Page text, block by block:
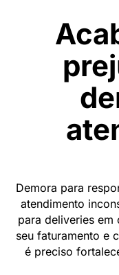
Demora para
atendimento
para deliveries em
seu faturamento e
é preciso